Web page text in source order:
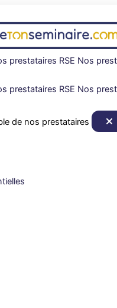
prestataires RSE Nos
prestataires RSE Nos
de nos prestataires